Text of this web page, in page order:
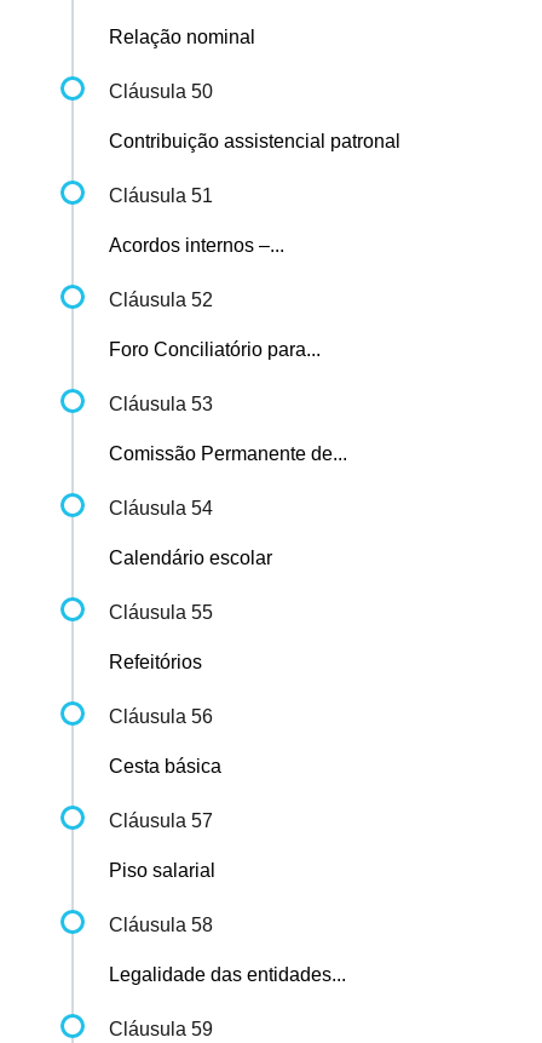
Relação nominal
Cláusula 50
Contribuição assistencial patronal
Cláusula 51
Acordos internos –...
Cláusula 52
Foro Conciliatório para...
Cláusula 53
Comissão Permanente de...
Cláusula 54
Calendário escolar
Cláusula 55
Refeitórios
Cláusula 56
Cesta básica
Cláusula 57
Piso salarial
Cláusula 58
Legalidade das entidades...
Cláusula 59